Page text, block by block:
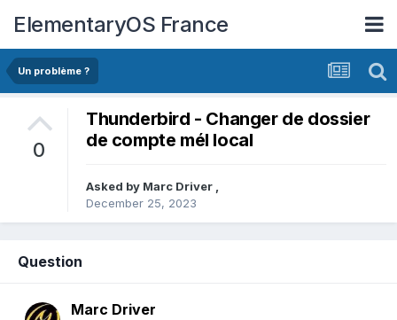
ElementaryOS France
Un problème ?
0
Thunderbird - Changer de dossier
de compte mél local
Asked by Marc Driver ,
December 25, 2023
Question
Marc Driver